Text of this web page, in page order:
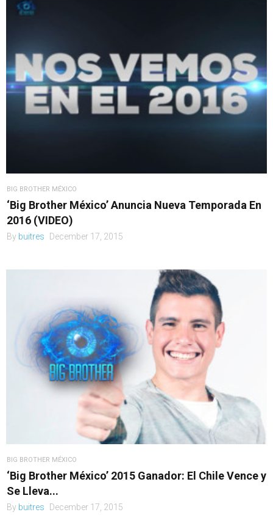
BIG BROTHER MÉXICO
‘Big Brother México’ Anuncia Nueva Temporada En
2016 (VIDEO)
By buitres December 17, 2015
BIG BROTHER MÉXICO
‘Big Brother México’ 2015 Ganador: El Chile Vence y
Se Lleva...
By buitres December 17, 2015